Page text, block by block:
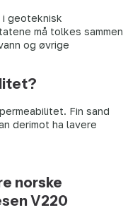
i geoteknisk
må tolkes sammen
og øvrige
Fin sand
derimot ha lavere
norske
V220